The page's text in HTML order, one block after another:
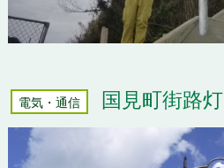
電気・通信 国見町街路灯